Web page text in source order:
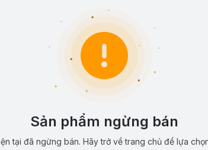
Sản phẩm ngừng bán
tại đã ngừng bán. Hãy trở về trang chủ để lựa